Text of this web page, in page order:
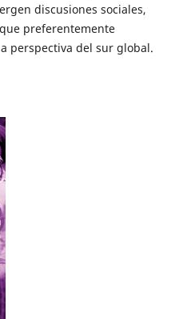
discusiones sociales,
preferentemente
perspectiva del sur global.